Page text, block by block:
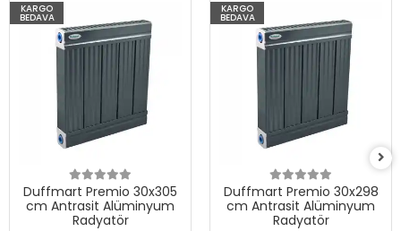
KARGO
BEDAVA
Duffmart Premio 30x305
cm Antrasit Alüminyum
Radyatör
KARGO
BEDAVA
Duffmart Premio 30x298
cm Antrasit Alüminyum
Radyatör